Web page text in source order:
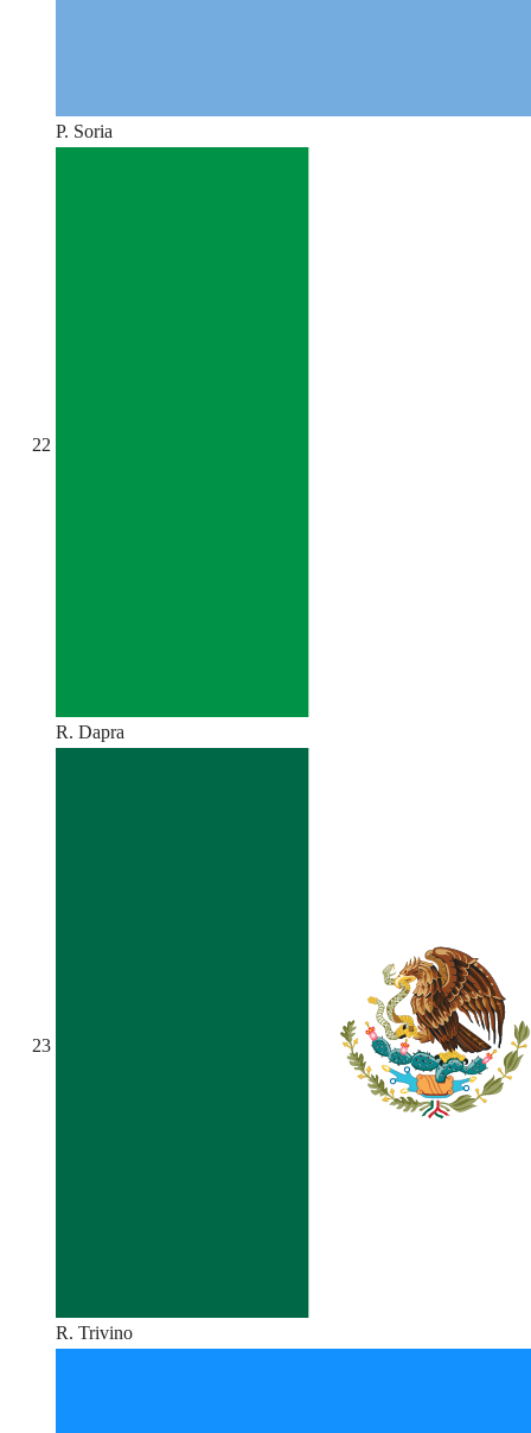
P. Soria
22
R. Dapra
23
R. Trivino